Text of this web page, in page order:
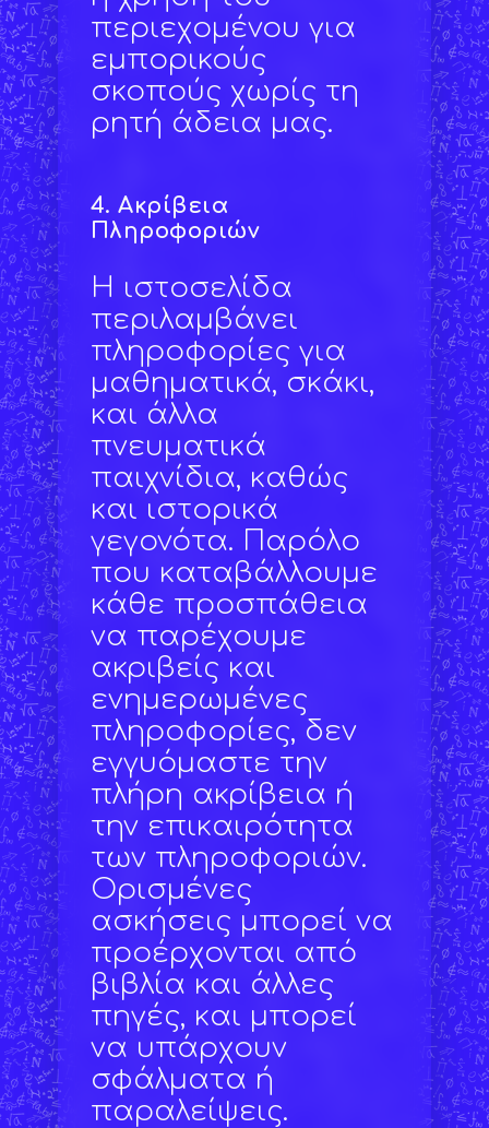
περιεχομένου για
εμπορικούς
σκοπούς χωρίς τη
ρητή άδεια μας.
4.Ακρίβεια
Πληροφοριών
Η ιστοσελίδα
περιλαμβάνει
πληροφορίες για
μαθηματικά, σκάκι,
και άλλα
πνευματικά
παιχνίδια, καθώς
και ιστορικά
γεγονότα. Παρόλο
που καταβάλλουμε
κάθε προσπάθεια
να παρέχουμε
ακριβείς και
ενημερωμένες
πληροφορίες, δεν
εγγυόμαστε την
πλήρη ακρίβεια ή
την επικαιρότητα
των πληροφοριών.
Ορισμένες
ασκήσεις μπορεί να
προέρχονται από
βιβλία και άλλες
πηγές, και μπορεί
να υπάρχουν
σφάλματα ή
παραλείψεις.